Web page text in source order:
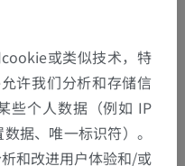
或类似技术，特
许我们分析和存储信
些个人数据（例如 IP
据、唯一标识符）。
和改进用户体验和/或